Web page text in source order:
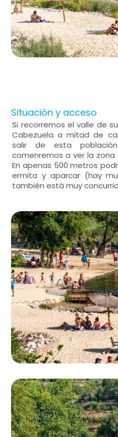
Situación y acceso
Si recorremos el valle de
Cabezuela a mitad de
salir de esta
comenremos a ver la zona
En apenas 500 metros
ermita y aparcar (hay
también está muy